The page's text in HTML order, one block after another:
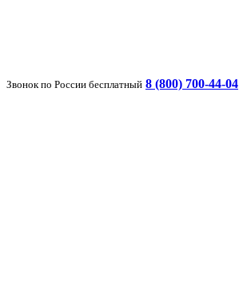
Звонок по России бесплатный 8 (800) 700-44-04